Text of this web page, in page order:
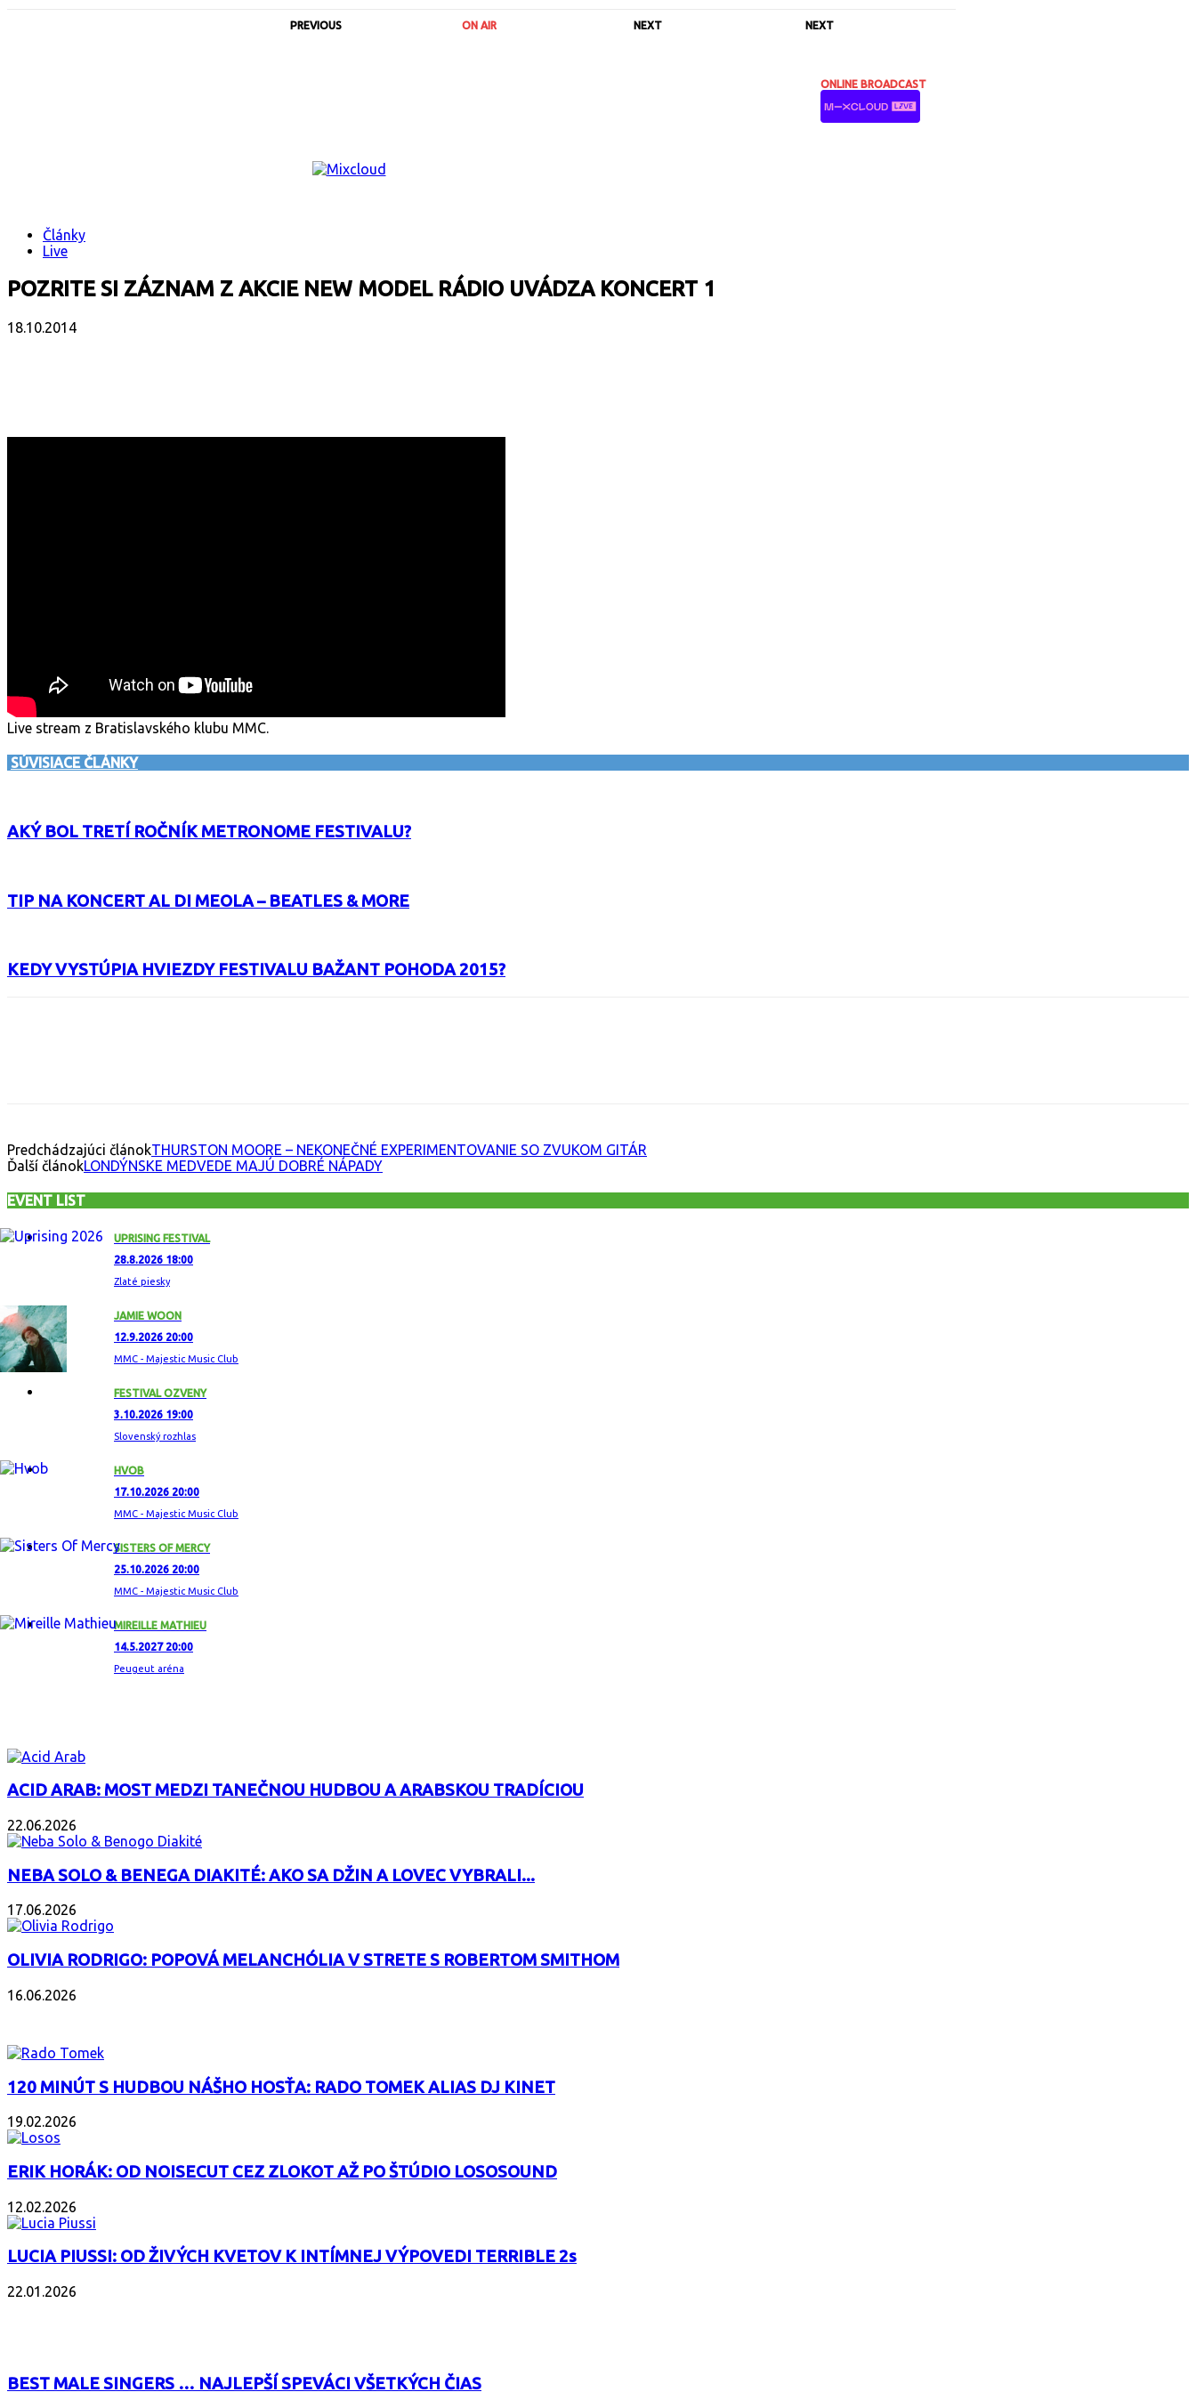
PREVIOUS ON AIR NEXT NEXT
ONLINE BROADCAST
Články
Live
POZRITE SI ZÁZNAM Z AKCIE NEW MODEL RÁDIO UVÁDZA KONCERT 1
18.10.2014
Live stream z Bratislavského klubu MMC.
SÚVISIACE ČLÁNKY
AKÝ BOL TRETÍ ROČNÍK METRONOME FESTIVALU?
TIP NA KONCERT AL DI MEOLA – BEATLES & MORE
KEDY VYSTÚPIA HVIEZDY FESTIVALU BAŽANT POHODA 2015?
Predchádzajúci článokTHURSTON MOORE – NEKONEČNÉ EXPERIMENTOVANIE SO ZVUKOM GITÁR
Ďalší článokLONDÝNSKE MEDVEDE MAJÚ DOBRÉ NÁPADY
EVENT LIST
UPRISING FESTIVAL
28.8.2026 18:00
Zlaté piesky
JAMIE WOON
12.9.2026 20:00
MMC - Majestic Music Club
FESTIVAL OZVENY
3.10.2026 19:00
Slovenský rozhlas
HVOB
17.10.2026 20:00
MMC - Majestic Music Club
SISTERS OF MERCY
25.10.2026 20:00
MMC - Majestic Music Club
MIREILLE MATHIEU
14.5.2027 20:00
Peugeut aréna
ACID ARAB: MOST MEDZI TANEČNOU HUDBOU A ARABSKOU TRADÍCIOU
22.06.2026
NEBA SOLO & BENEGA DIAKITÉ: AKO SA DŽIN A LOVEC VYBRALI...
17.06.2026
OLIVIA RODRIGO: POPOVÁ MELANCHÓLIA V STRETE S ROBERTOM SMITHOM
16.06.2026
120 MINÚT S HUDBOU NÁŠHO HOSŤA: RADO TOMEK ALIAS DJ KINET
19.02.2026
ERIK HORÁK: OD NOISECUT CEZ ZLOKOT AŽ PO ŠTÚDIO LOSOSOUND
12.02.2026
LUCIA PIUSSI: OD ŽIVÝCH KVETOV K INTÍMNEJ VÝPOVEDI TERRIBLE 2s
22.01.2026
BEST MALE SINGERS … NAJLEPŠÍ SPEVÁCI VŠETKÝCH ČIAS